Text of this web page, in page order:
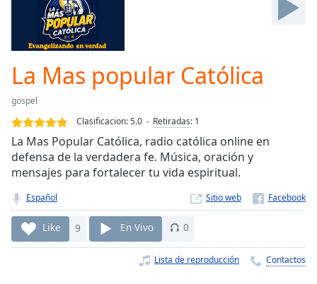
Backward
Mute
Current
Time0:00
Duration
Loaded:
0.00%
Stream
TypeLIVE
live,
currently
behind
LIVE
Remaining
La Mas popular Católica
gospel
Clasificacion:5.0 Retiradas: 1
La Mas Popular Católica, radio católica online en
defensa de la verdadera fe. Música, oración y
mensajes para fortalecer tu vida espiritual.
Español Sitio web
Like 9 En Vivo 0
Lista de reproducción Contactos